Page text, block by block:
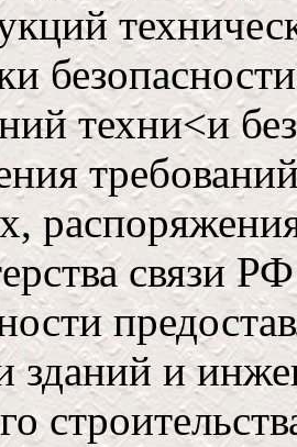
техни<и
связи
зданий и